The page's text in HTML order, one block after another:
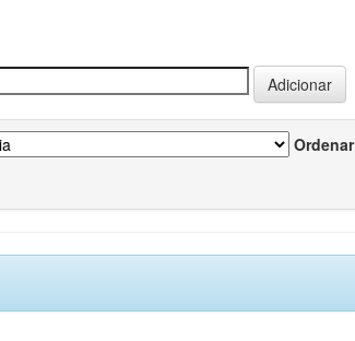
Ordenar